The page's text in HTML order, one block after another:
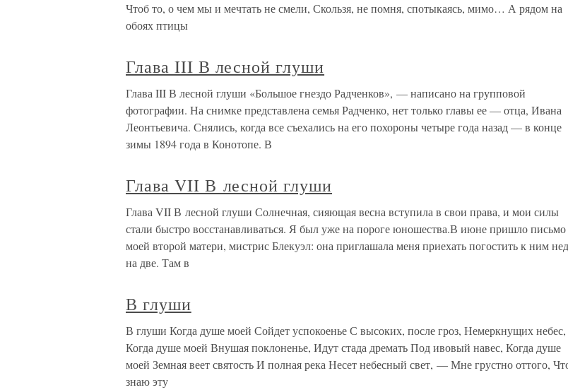
Чтоб то, о чем мы и мечтать не смели, Скользя, не помня, спотыкаясь, мимо… А рядом на
обоях птицы
Глава III В лесной глуши
Глава III В лесной глуши «Большое гнездо Радченков», — написано на групповой
фотографии. На снимке представлена семья Радченко, нет только главы ее — отца, Ивана
Леонтьевича. Снялись, когда все съехались на его похороны четыре года назад — в конце
зимы 1894 года в Конотопе. В
Глава VII В лесной глуши
Глава VII В лесной глуши Солнечная, сияющая весна вступила в свои права, и мои силы
стали быстро восстанавливаться. Я был уже на пороге юношества.В июне пришло письмо
моей второй матери, мистрис Блекуэл: она приглашала меня приехать погостить к ним
на две. Там в
В глуши
В глуши Когда душе моей Сойдет успокоенье С высоких, после гроз, Немеркнущих небес,
Когда душе моей Внушая поклоненье, Идут стада дремать Под ивовый навес, Когда душе
моей Земная веет святость И полная река Несет небесный свет, — Мне грустно оттого,
знаю эту